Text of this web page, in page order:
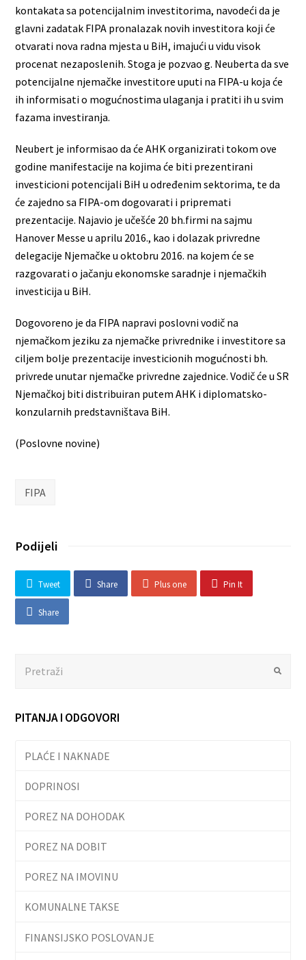
kontakata sa potencijalnim investitorima, navodeći da je
glavni zadatak FIPA pronalazak novih investitora koji će
otvarati nova radna mjesta u BiH, imajući u vidu visok
procenat nezaposlenih. Stoga je pozvao g. Neuberta da sve
potencijalne njemačke investitore uputi na FIPA-u koja će
ih informisati o mogućnostima ulaganja i pratiti ih u svim
fazama investiranja.
Neubert je informisao da će AHK organizirati tokom ove
godine manifestacije na kojima će biti prezentirani
investicioni potencijali BiH u određenim sektorima, te da
će zajedno sa FIPA-om dogovarati i pripremati
prezentacije. Najavio je učešće 20 bh.firmi na sajmu
Hanover Messe u aprilu 2016., kao i dolazak privredne
delegacije Njemačke u oktobru 2016. na kojem će se
razgovarati o jačanju ekonomske saradnje i njemačkih
investicija u BiH.
Dogovoreno je da FIPA napravi poslovni vodič na
njemačkom jeziku za njemačke privrednike i investitore sa
ciljem bolje prezentacije investicionih mogućnosti bh.
privrede unutar njemačke privredne zajednice. Vodič će u SR
Njemačkoj biti distribuiran putem AHK i diplomatsko-
konzularnih predstavništava BiH.
(Poslovne novine)
FIPA
Podijeli
Tweet Share Plus one Pin It
Share
Submit
PITANJA I ODGOVORI
PLAĆE I NAKNADE
DOPRINOSI
POREZ NA DOHODAK
POREZ NA DOBIT
POREZ NA IMOVINU
KOMUNALNE TAKSE
FINANSIJSKO POSLOVANJE